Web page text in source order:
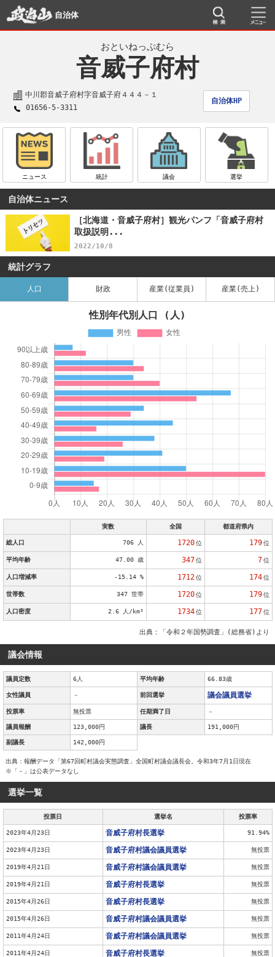
自治体
おといねっぷむら
音威子府村
中川郡音威子府村字音威子府４４４－１
自治体HP
01656-5-3311
ニュース 統計 議会 選挙
自治体ニュース
［北海道・音威子府村］観光パンフ「音威子府村
取扱説明...
2022/10/8
統計グラフ
人口 財政 産業(従業員) 産業(売上)
性別年代別人口 (人)
実数 全国 都道府県内
総人口 706 人 1720 位 179 位
平均年齢 47.00 歳 347 位 7 位
人口増減率 -15.14 % 1712 位 174 位
世帯数 347 世帯 1720 位 179 位
人口密度 2.6 人/km² 1734 位 177 位
出典：「令和２年国勢調査」(総務省)より
議会情報
議員定数 6人 平均年齢 66.83歳
女性議員 － 前回選挙 議会議員選挙
投票率 無投票 任期満了日 －
議員報酬 123,000円 議長 191,000円
副議長 142,000円
出典：報酬データ「第67回町村議会実態調査」全国町村議会議長会。令和3年7月1日現在
※「－」は公表データなし
選挙一覧
投票日 選挙名 投票率
2023年4月23日 音威子府村長選挙 91.94%
2023年4月23日 音威子府村議会議員選挙 無投票
2019年4月21日 音威子府村議会議員選挙 無投票
2019年4月21日 音威子府村長選挙 無投票
2015年4月26日 音威子府村長選挙 無投票
2015年4月26日 音威子府村議会議員選挙 無投票
2011年4月24日 音威子府村議会議員選挙 無投票
2011年4月24日 音威子府村長選挙 無投票